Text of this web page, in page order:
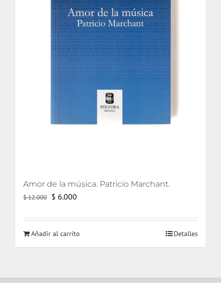
Amor de la música. Patricio Marchant.
$12.000 El
original
era:
$ 6.000
actual
es:
Añadir al carrito Detalles